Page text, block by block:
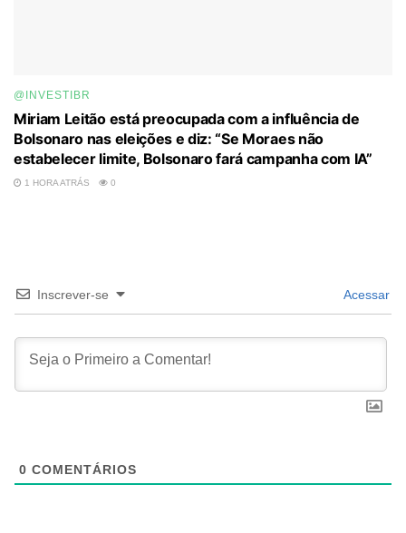
@INVESTIBR
Miriam Leitão está preocupada com a influência de
Bolsonaro nas eleições e diz: “Se Moraes não
estabelecer limite, Bolsonaro fará campanha com IA”
1 HORA ATRÁS 0
Inscrever-se Acessar
0 COMENTÁRIOS